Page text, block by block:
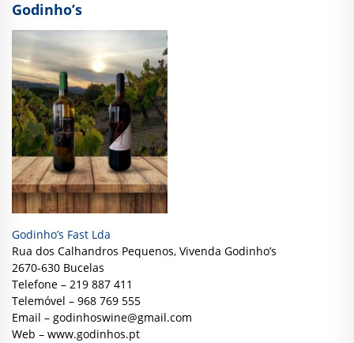
Godinho’s
Godinho’s Fast Lda
Rua dos Calhandros Pequenos, Vivenda Godinho’s
2670-630 Bucelas
Telefone – 219 887 411
Telemóvel – 968 769 555
Email – godinhoswine@gmail.com
Web – www.godinhos.pt